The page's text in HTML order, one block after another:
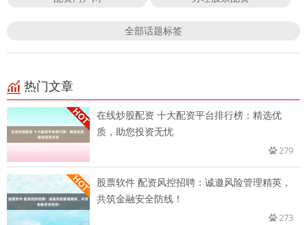
全部话题标签
热门文章
在线炒股配资 十大配资平台排行榜：精选优
质，助您投资无忧
279
股票软件 配资风控招聘：诚邀风险管理精英，
共筑金融安全防线！
273